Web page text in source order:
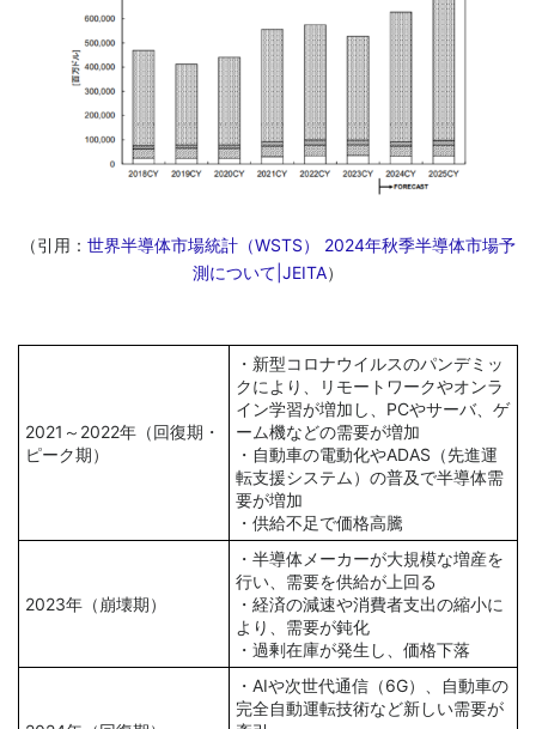
（引用： 世界半導体市場統計（WSTS） 2024年秋季半導体市場予
測について|JEITA）
2021～2022年（回復期・
ピーク期）
・新型コロナウイルスのパンデミッ
クにより、リモートワークやオンラ
イン学習が増加し、PCやサーバ、ゲ
ーム機などの需要が増加
・自動車の電動化やADAS（先進運
転支援システム）の普及で半導体需
要が増加
・供給不足で価格高騰
2023年（崩壊期）
・半導体メーカーが大規模な増産を
行い、需要を供給が上回る
・経済の減速や消費者支出の縮小に
より、需要が鈍化
・過剰在庫が発生し、価格下落
・AIや次世代通信（6G）、自動車の
完全自動運転技術など新しい需要が